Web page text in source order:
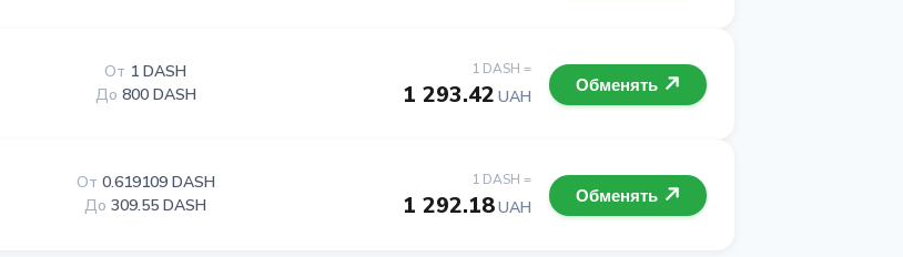
1 DASH =
1 293.42 UAH
От 1 DASH
До 800 DASH Обменять
1 DASH =
1 292.18UAH
От 0.619109 DASH
До 309.55 DASH Обменять